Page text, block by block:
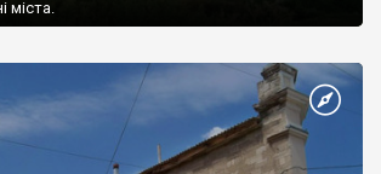
міста.